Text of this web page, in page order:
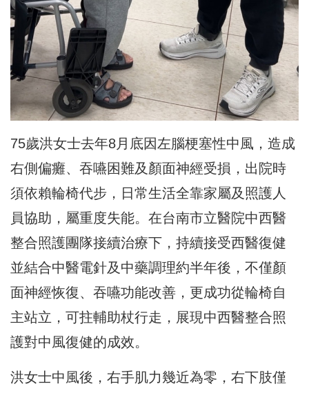
75歲洪女士去年8月底因左腦梗塞性中風，造成
右側偏癱、吞嚥困難及顏面神經受損，出院時
須依賴輪椅代步，日常生活全靠家屬及照護人
員協助，屬重度失能。在台南市立醫院中西醫
整合照護團隊接續治療下，持續接受西醫復健
並結合中醫電針及中藥調理約半年後，不僅顏
面神經恢復、吞嚥功能改善，更成功從輪椅自
主站立，可拄輔助杖行走，展現中西醫整合照
護對中風復健的成效。
洪女士中風後，右手肌力幾近為零，右下肢僅